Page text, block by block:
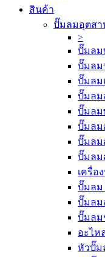
สินค้า
ปั๊มลมอุตสา
>
ปั๊มลม
ปั๊มลม
ปั๊มลม
ปั๊มลม
ปั๊มลม
ปั๊มลม
ปั๊มลม
ปั๊มลม
เครื่อ
ปั๊มลม
ปั๊มลม
ปั๊มลม
อะไห
หัวปั๊ม